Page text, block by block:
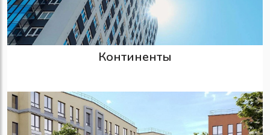
Континенты